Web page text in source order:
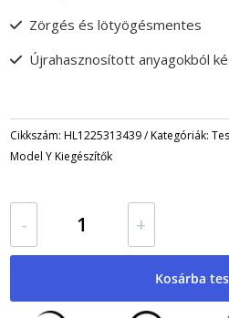
Zörgés és lötyögésmentes
Újrahasznosított anyagokból
Cikkszám:HL1225313439 Kategóriák:
Model Y Kiegészítők
-
Model
Y-
+
Kosárba